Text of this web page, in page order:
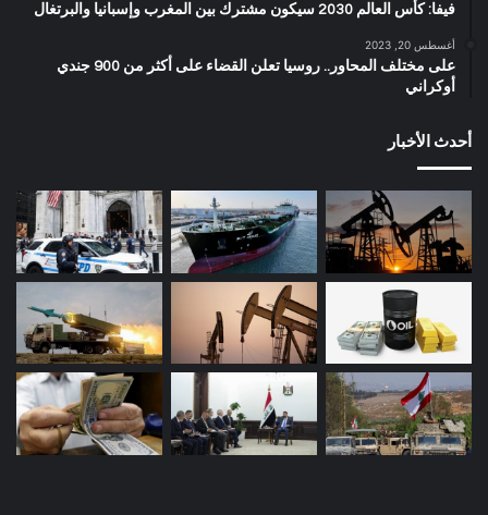
فيفا: كأس العالم 2030 سيكون مشترك بين المغرب وإسبانيا والبرتغال
أغسطس 20, 2023
على مختلف المحاور.. روسيا تعلن القضاء على أكثر من 900 جندي
أوكراني
أحدث الأخبار